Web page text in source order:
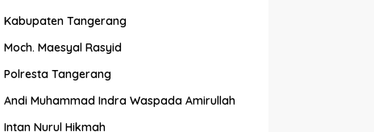
Kabupaten Tangerang
Moch. Maesyal Rasyid
Polresta Tangerang
Andi Muhammad Indra Waspada Amirullah
Intan Nurul Hikmah